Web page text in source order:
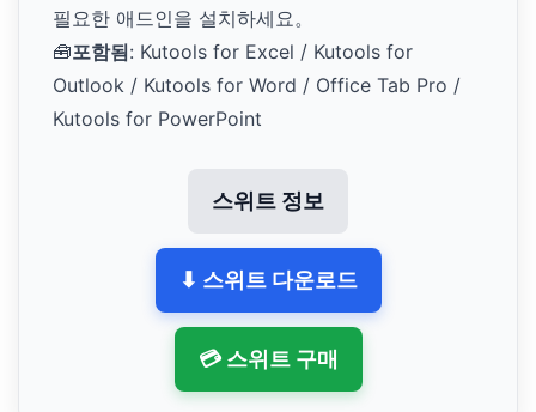
필요한 애드인을 설치하세요。
🧰포함됨: Kutools for Excel / Kutools for
Outlook / Kutools for Word / Office Tab Pro /
Kutools for PowerPoint
스위트 정보
⬇ 스위트 다운로드
💳 스위트 구매